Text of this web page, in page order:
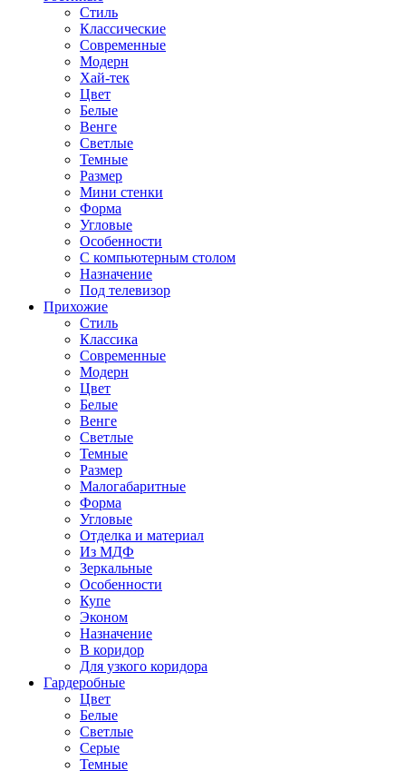
Стиль
Классические
Современные
Модерн
Хай-тек
Цвет
Белые
Венге
Светлые
Темные
Размер
Мини стенки
Форма
Угловые
Особенности
С компьютерным столом
Назначение
Под телевизор
Прихожие
Стиль
Классика
Современные
Модерн
Цвет
Белые
Венге
Светлые
Темные
Размер
Малогабаритные
Форма
Угловые
Отделка и материал
Из МДФ
Зеркальные
Особенности
Купе
Эконом
Назначение
В коридор
Для узкого коридора
Гардеробные
Цвет
Белые
Светлые
Серые
Темные